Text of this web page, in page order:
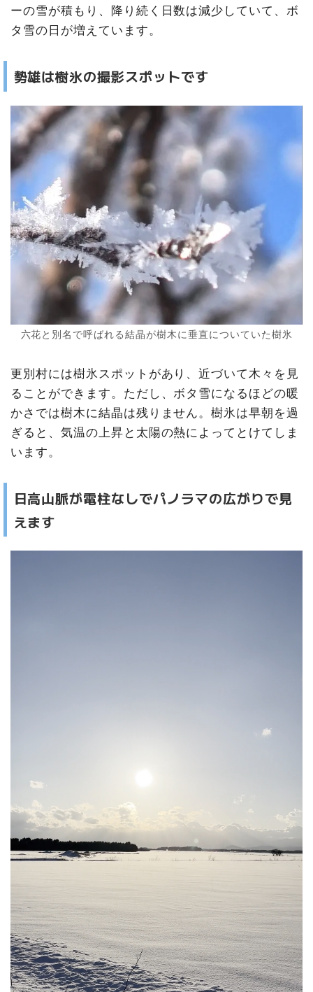
ーの雪が積もり、降り続く日数は減少していて、ボ
タ雪の日が増えています。
勢雄は樹氷の撮影スポットです
六花と別名で呼ばれる結晶が樹木に垂直についていた樹氷
更別村には樹氷スポットがあり、近づいて木々を見
ることができます。ただし、ボタ雪になるほどの暖
かさでは樹木に結晶は残りません。樹氷は早朝を過
ぎると、気温の上昇と太陽の熱によってとけてしま
います。
日高山脈が電柱なしでパノラマの広がりで見
えます